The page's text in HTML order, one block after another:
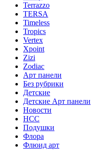
Terrazzo
TERSA
Timeless
Tropics
Vertex
Xpoint
Zizi
Zodiac
Арт панели
Без рубрики
Детские
Детские Арт панели
Новости
НСС
Подушки
Флора
Флюид арт